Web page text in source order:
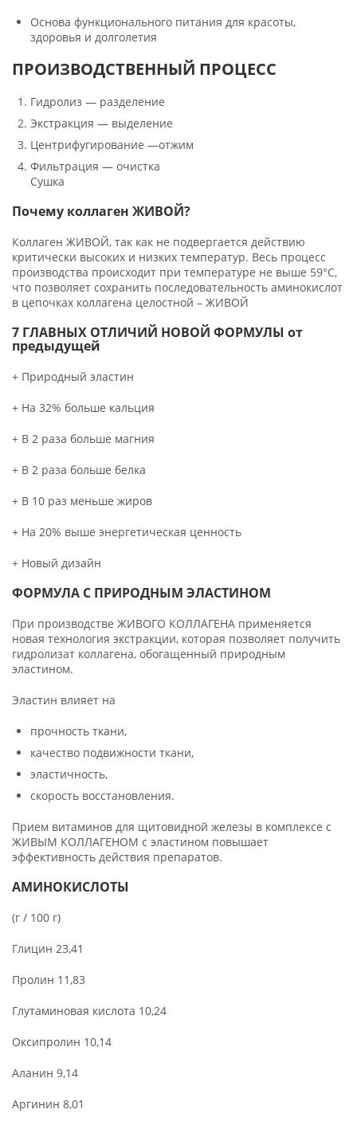
Основа функционального питания для красоты,
здоровья и долголетия
ПРОИЗВОДСТВЕННЫЙ ПРОЦЕСС
Гидролиз — разделение
Экстракция — выделение
Центрифугирование —отжим
Фильтрация — очистка
Сушка
Почему коллаген ЖИВОЙ?
Коллаген ЖИВОЙ, так как не подвергается действию
критически высоких и низких температур. Весь процесс
производства происходит при температуре не выше 59°С,
что позволяет сохранить последовательность аминокислот
в цепочках коллагена целостной – ЖИВОЙ
7 ГЛАВНЫХ ОТЛИЧИЙ НОВОЙ ФОРМУЛЫ от
предыдущей
+ Природный эластин
+ На 32% больше кальция
+ В 2 раза больше магния
+ В 2 раза больше белка
+ В 10 раз меньше жиров
+ На 20% выше энергетическая ценность
+ Новый дизайн
ФОРМУЛА С ПРИРОДНЫМ ЭЛАСТИНОМ
При производстве ЖИВОГО КОЛЛАГЕНА применяется
новая технология экстракции, которая позволяет получить
гидролизат коллагена, обогащенный природным
эластином.
Эластин влияет на
прочность ткани,
качество подвижности ткани,
эластичность,
скорость восстановления.
Прием витаминов для щитовидной железы в комплексе с
ЖИВЫМ КОЛЛАГЕНОМ с эластином повышает
эффективность действия препаратов.
АМИНОКИСЛОТЫ
(г / 100 г)
Глицин 23,41
Пролин 11,83
Глутаминовая кислота 10,24
Оксипролин 10,14
Аланин 9,14
Аргинин 8,01